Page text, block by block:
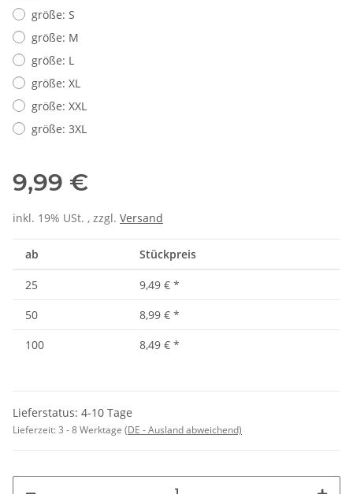
größe: S
größe: M
größe: L
größe: XL
größe: XXL
größe: 3XL
9,99 €
inkl. 19% USt. , zzgl. Versand
ab Stückpreis
25 9,49 € *
50
8,99 € *
100
8,49 € *
Lieferstatus: 4-10 Tage
Lieferzeit:3 - 8 Werktage (DE - Ausland abweichend)